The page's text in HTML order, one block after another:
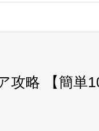
攻略 【簡単